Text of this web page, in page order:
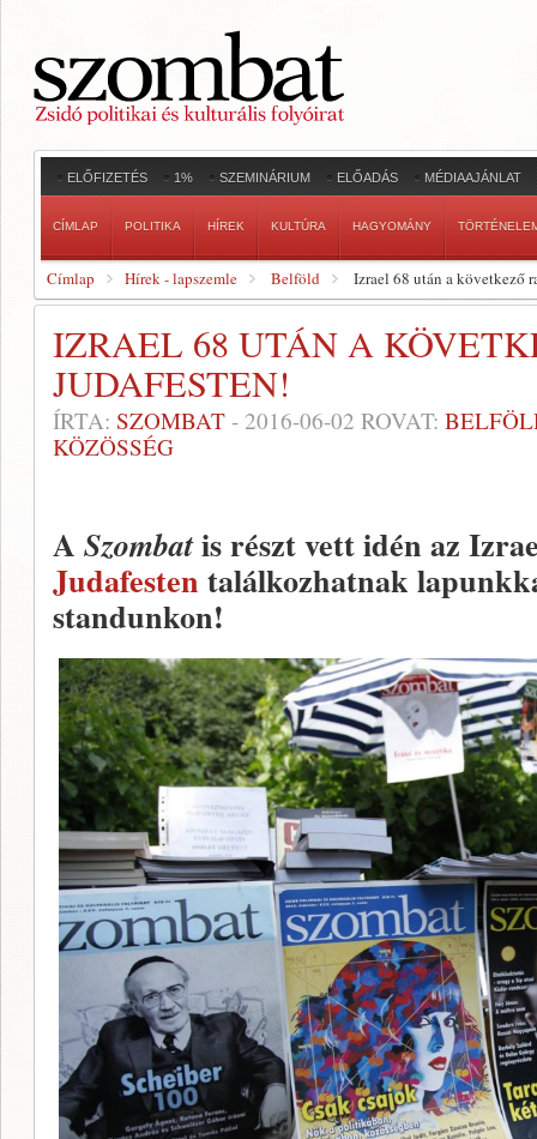
ELŐFIZETÉS 1% SZEMINÁRIUM ELŐADÁS MÉDIAAJÁNLAT
CÍMLAP POLITIKA HÍREK KULTÚRA HAGYOMÁNY
Címlap Hírek - lapszemle Belföld Izrael 68 után a következő
IZRAEL 68 UTÁN A
JUDAFESTEN!
ÍRTA: SZOMBAT - 2016-06-02 ROVAT:
KÖZÖSSÉG
A Szombatis részt vett idén az
Judafesten találkozhatnak
standunkon!